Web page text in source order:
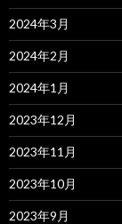
2024年3月
2024年2月
2024年1月
2023年12月
2023年11月
2023年10月
2023年9月